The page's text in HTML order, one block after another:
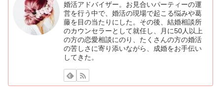
婚活アドバイザー。お見合いパーティーの運
営を行う中で、婚活の現場で起こる悩みや葛
藤を目の当たりにした。その後、結婚相談所
のカウンセラーとして就任し、月に50人以上
の方の恋愛相談にのり、たくさんの方の婚活
の苦しさに寄り添いながら、成婚をお手伝い
してきた。